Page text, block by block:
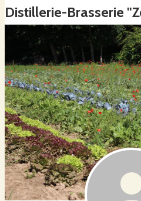
Distillerie-Brasserie